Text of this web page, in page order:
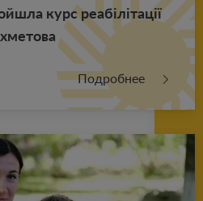
курс реабілітації
Подробнее